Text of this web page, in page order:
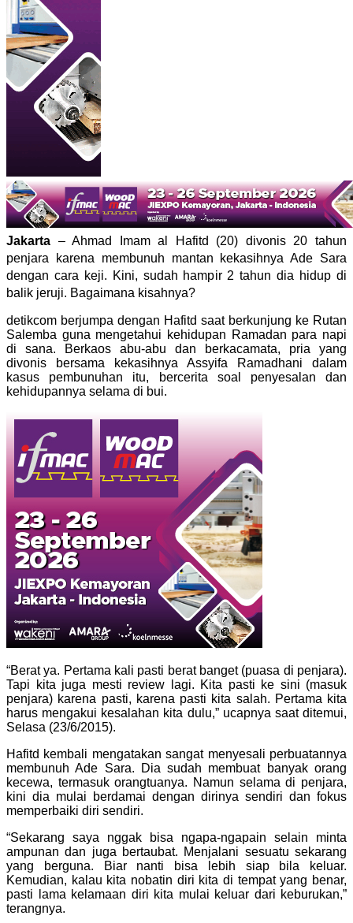
Jakarta – Ahmad Imam al Hafitd (20) divonis 20 tahun
penjara karena membunuh mantan kekasihnya Ade Sara
dengan cara keji. Kini, sudah hampir 2 tahun dia hidup di
balik jeruji. Bagaimana kisahnya?
detikcom berjumpa dengan Hafitd saat berkunjung ke Rutan
Salemba guna mengetahui kehidupan Ramadan para napi
di sana. Berkaos abu-abu dan berkacamata, pria yang
divonis bersama kekasihnya Assyifa Ramadhani dalam
kasus pembunuhan itu, bercerita soal penyesalan dan
kehidupannya selama di bui.
“Berat ya. Pertama kali pasti berat banget (puasa di penjara).
Tapi kita juga mesti review lagi. Kita pasti ke sini (masuk
penjara) karena pasti, karena pasti kita salah. Pertama kita
harus mengakui kesalahan kita dulu,” ucapnya saat ditemui,
Selasa (23/6/2015).
Hafitd kembali mengatakan sangat menyesali perbuatannya
membunuh Ade Sara. Dia sudah membuat banyak orang
kecewa, termasuk orangtuanya. Namun selama di penjara,
kini dia mulai berdamai dengan dirinya sendiri dan fokus
memperbaiki diri sendiri.
“Sekarang saya nggak bisa ngapa-ngapain selain minta
ampunan dan juga bertaubat. Menjalani sesuatu sekarang
yang berguna. Biar nanti bisa lebih siap bila keluar.
Kemudian, kalau kita nobatin diri kita di tempat yang benar,
pasti lama kelamaan diri kita mulai keluar dari keburukan,”
terangnya.